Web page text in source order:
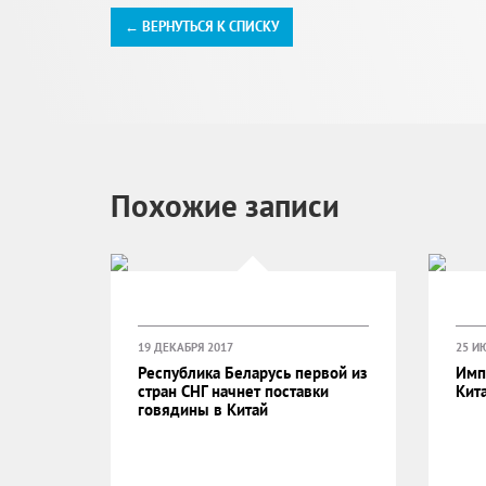
← ВЕРНУТЬСЯ К СПИСКУ
Похожие записи
19 ДЕКАБРЯ 2017
Республика Беларусь первой из
стран СНГ начнет поставки
говядины в Китай
25